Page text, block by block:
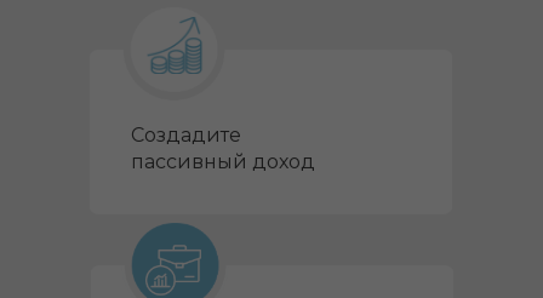
Соберете инвестиционный
Создадите
пассивный доход